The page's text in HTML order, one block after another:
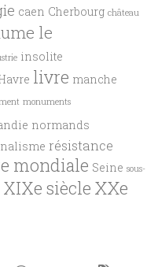
caen Cherbourg château
le
insolite
livre manche
monuments
normands
résistance
mondiale Seine sous-
XIXe siècle XXe